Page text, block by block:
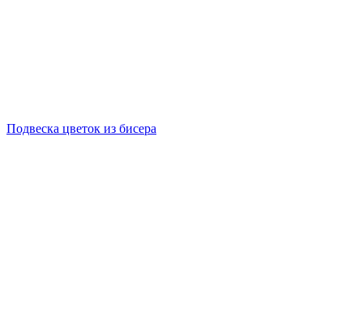
Подвеска цветок из бисера